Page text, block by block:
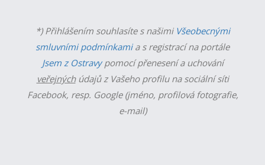
*) Přihlášením souhlasíte s našimi Všeobecnými
smluvními podmínkamia s registrací na portále
Jsem z Ostravypomocí přenesení a uchování
veřejnýchúdajů z Vašeho profilu na sociální síti
Facebook, resp. Google (jméno, profilová fotografie,
e-mail)